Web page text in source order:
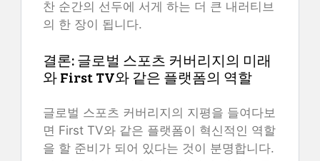
찬 순간의 선두에 서게 하는 더 큰 내러티브
의 한 장이 됩니다.
결론: 글로벌 스포츠 커버리지의 미래
와 First TV와 같은 플랫폼의 역할
글로벌 스포츠 커버리지의 지평을 들여다보
면 First TV와 같은 플랫폼이 혁신적인 역할
을 할 준비가 되어 있다는 것이 분명합니다.